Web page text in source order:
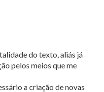
do texto, aliás já
pelos meios que me
a criação de novas